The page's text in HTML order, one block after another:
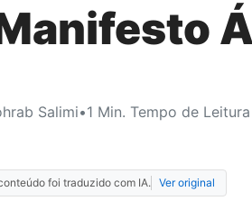
Salimi•1 Min. Tempo de Leitura
foi traduzido com IA. Ver original